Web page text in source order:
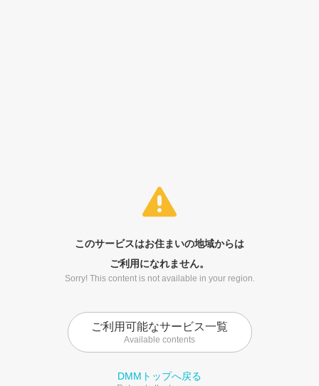
このサービスはお住まいの地域からは
ご利用になれません。
Sorry! This content is not available in your region.
ご利用可能なサービス一覧
Available contents
DMMトップへ戻る